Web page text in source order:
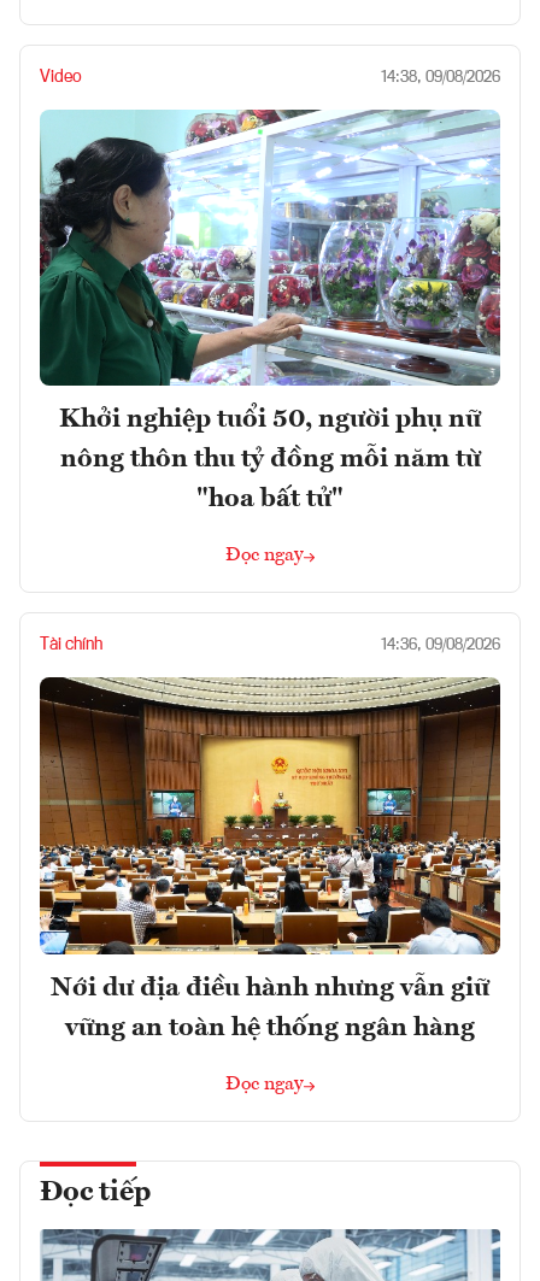
Video 14:38, 09/08/2026
Khởi nghiệp tuổi 50, người phụ nữ
nông thôn thu tỷ đồng mỗi năm từ
"hoa bất tử"
Đọc ngay
Tài chính 14:36, 09/08/2026
Nới dư địa điều hành nhưng vẫn giữ
vững an toàn hệ thống ngân hàng
Đọc ngay
Đọc tiếp